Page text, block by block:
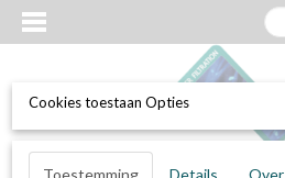
Inloggen Registreren
Cookies toestaan Opties
Toestemming Details Over